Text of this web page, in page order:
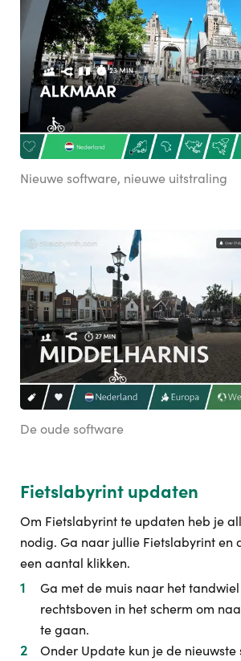
Nieuwe software, nieuwe uitstraling
De oude software
Fietslabyrint updaten
Om Fietslabyrint te updaten heb je
nodig. Ga naar jullie Fietslabyrint en
een aantal klikken.
Ga met de muis naar het
rechtsboven in het scherm om
te gaan.
Onder Update kun je de nieuwste